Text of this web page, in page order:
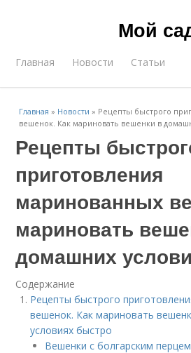
Мой
Главная Новости Статьи
Главная » Новости » Рецепты быстрого
вешенок. Как мариновать вешенки в
Рецепты
приготовления
маринованных
мариновать
домашних
Содержание
Рецепты быстрого
вешенок. Как мариновать
условиях быстро
Вешенки с болгарским перцем